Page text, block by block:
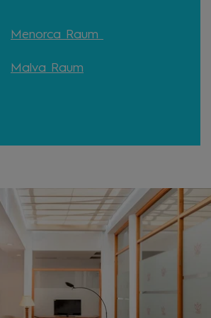
Menorca Raum
Malva Raum